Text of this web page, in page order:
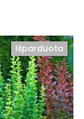
Išparduota